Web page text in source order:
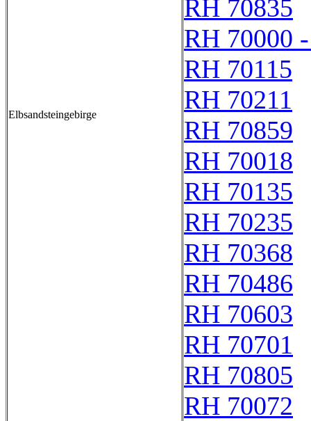
Elbsandsteingebirge
RH 70835
RH 70000
RH 70115
RH 70211
RH 70859
RH 70018
RH 70135
RH 70235
RH 70368
RH 70486
RH 70603
RH 70701
RH 70805
RH 70072